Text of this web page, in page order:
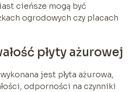
cieńsze mogą być
ogrodowych czy placach
płyty ażurowej
jest płyta ażurowa,
odporności na czynniki